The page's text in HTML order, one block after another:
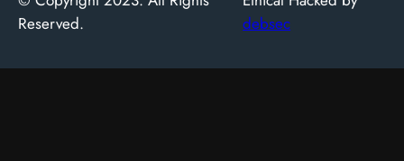
Reserved.
debsec